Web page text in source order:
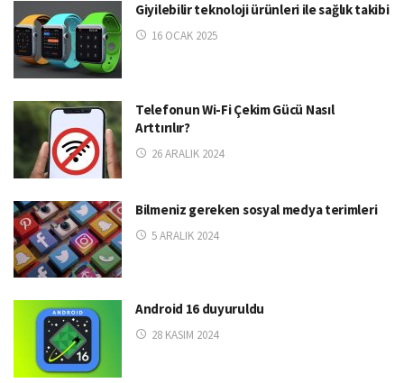
Giyilebilir teknoloji ürünleri ile sağlık takibi
16 OCAK 2025
Telefonun Wi-Fi Çekim Gücü Nasıl
Arttırılır?
26 ARALIK 2024
Bilmeniz gereken sosyal medya terimleri
5 ARALIK 2024
Android 16 duyuruldu
28 KASIM 2024